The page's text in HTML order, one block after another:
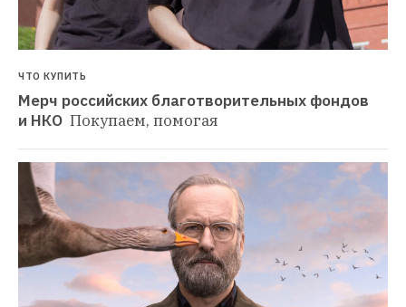
ЧТО КУПИТЬ
Мерч российских благотворительных фондов
и НКО Покупаем, помогая